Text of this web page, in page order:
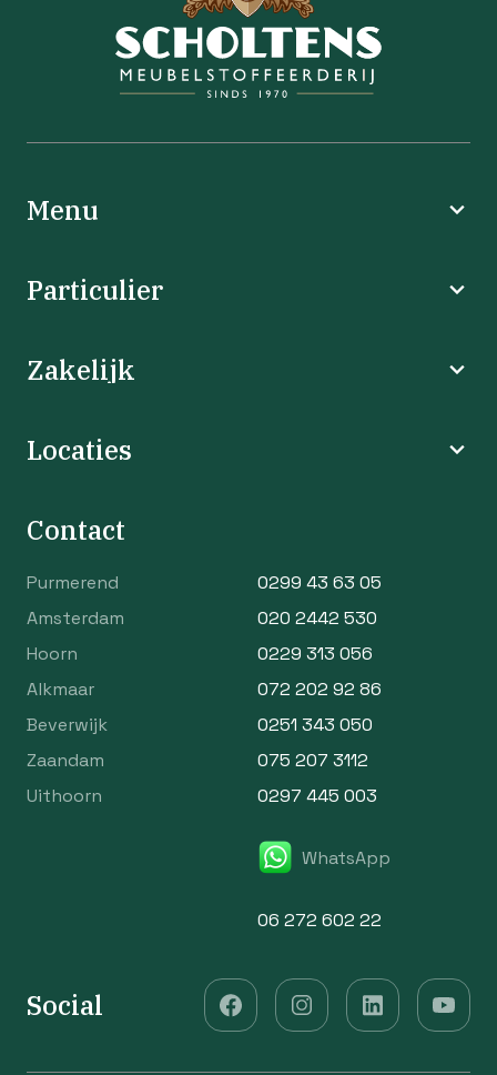
Menu
Particulier
Zakelijk
Locaties
Contact
Purmerend
0299 43 63 05
Amsterdam
020 2442 530
Hoorn
0229 313 056
Alkmaar
072 202 92 86
Beverwijk
0251 343 050
Zaandam
075 207 3112
Uithoorn
0297 445 003
WhatsApp
06 272 602 22
Social